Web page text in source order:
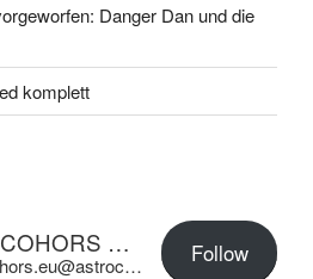
Danger Dan und die
komplett
ASTROCOHORS EUNOIA ULTIMA
@astrocohors.eu@astrocohors.eu Follow